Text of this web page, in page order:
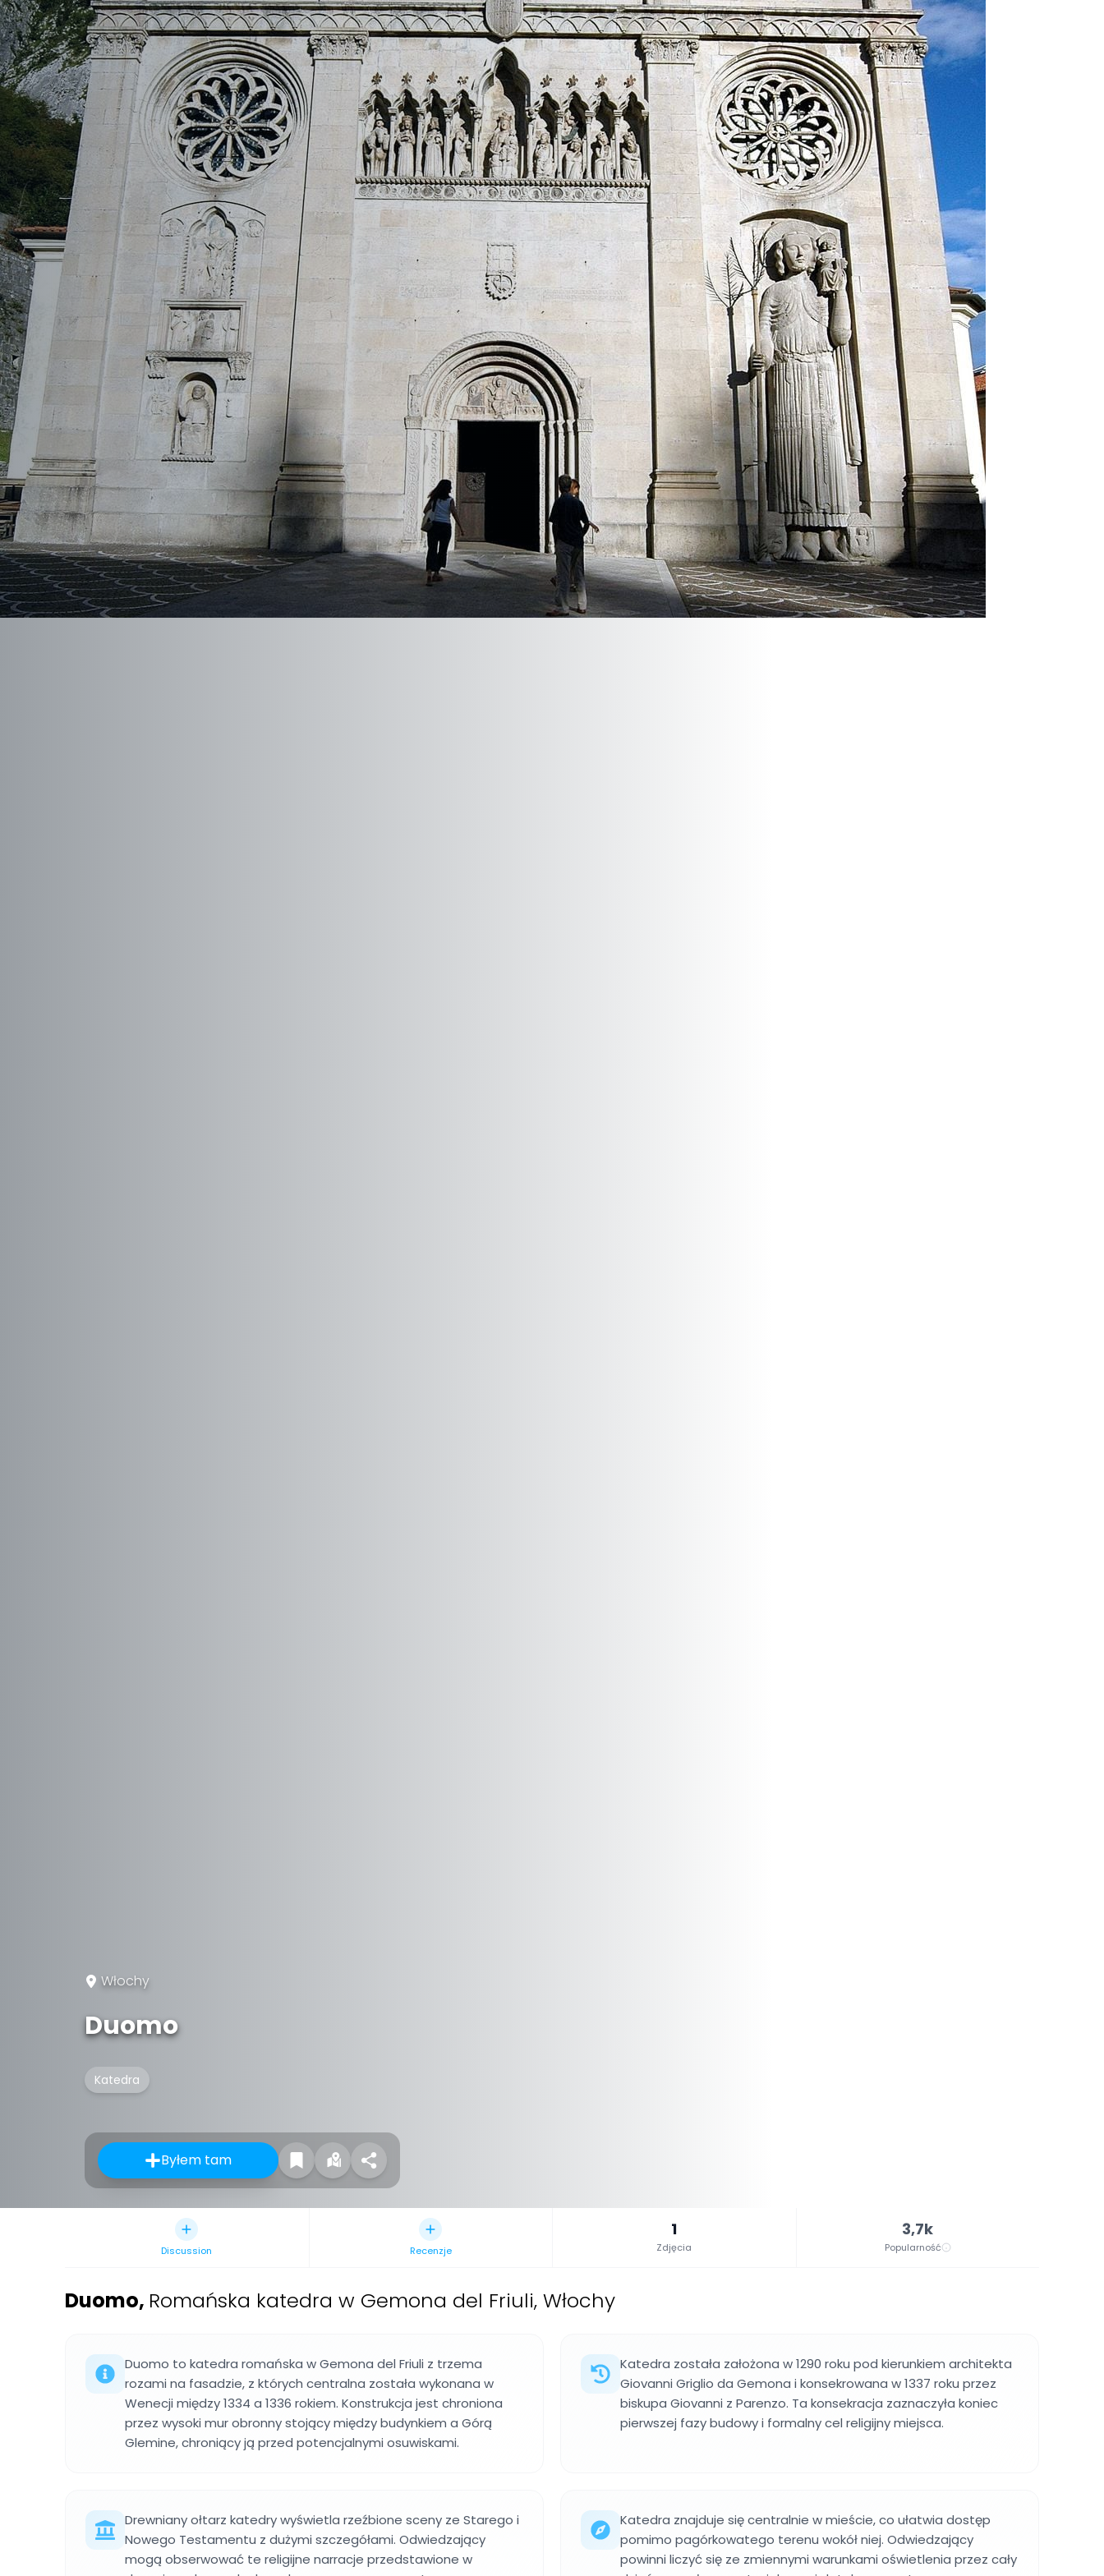
Włochy
Duomo
Katedra
Byłem tam
Discussion Recenzje
1
Zdjęcia
3,7k
Popularność
Duomo, Romańska katedra w Gemona del Friuli, Włochy
Duomo to katedra romańska w Gemona del Friuli z trzema
rozami na fasadzie, z których centralna została wykonana w
Wenecji między 1334 a 1336 rokiem. Konstrukcja jest chroniona
przez wysoki mur obronny stojący między budynkiem a Górą
Glemine, chroniący ją przed potencjalnymi osuwiskami.
Katedra została założona w 1290 roku pod kierunkiem architekta
Giovanni Griglio da Gemona i konsekrowana w 1337 roku przez
biskupa Giovanni z Parenzo. Ta konsekracja zaznaczyła koniec
pierwszej fazy budowy i formalny cel religijny miejsca.
Drewniany ołtarz katedry wyświetla rzeźbione sceny ze Starego i
Nowego Testamentu z dużymi szczegółami. Odwiedzający
mogą obserwować te religijne narracje przedstawione w
Katedra znajduje się centralnie w mieście, co ułatwia dostęp
pomimo pagórkowatego terenu wokół niej. Odwiedzający
powinni liczyć się ze zmiennymi warunkami oświetlenia przez cały